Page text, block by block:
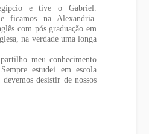
e tive o Gabriel.
ficamos na Alexandria.
com pós graduação em
na verdade uma longa
meu conhecimento
estudei em escola
desistir de nossos